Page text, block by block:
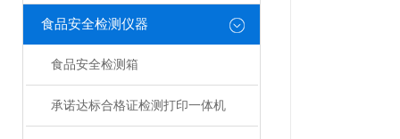
食品安全检测仪器
食品安全检测箱
承诺达标合格证检测打印一体机